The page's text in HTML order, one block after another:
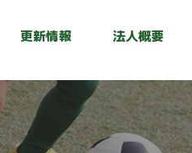
更新情報 法人概要